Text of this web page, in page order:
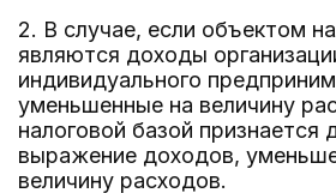
2. В случае, если объектом
являются доходы
индивидуального
уменьшенные на величину
налоговой базой признается
выражение доходов,
величину расходов.